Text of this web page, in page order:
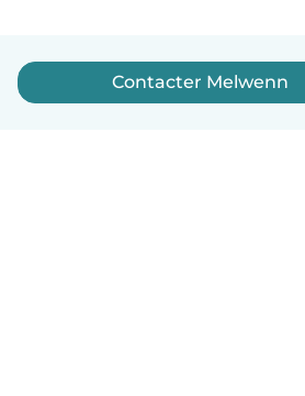
Contacter Melwenn